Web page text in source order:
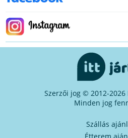
Szerzői jog © 2012-
Minden jog
Szállás